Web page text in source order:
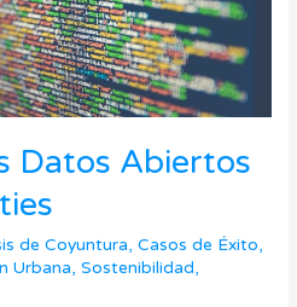
Datos Abiertos
de Coyuntura,Casos de Éxito,
Urbana,Sostenibilidad,